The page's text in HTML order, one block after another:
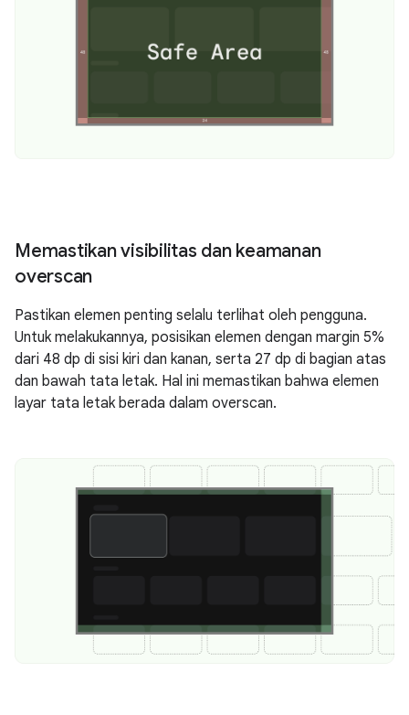
Memastikan visibilitas dan keamanan
overscan
Pastikan elemen penting selalu terlihat oleh pengguna.
Untuk melakukannya, posisikan elemen dengan margin 5%
dari 48 dp di sisi kiri dan kanan, serta 27 dp di bagian atas
dan bawah tata letak. Hal ini memastikan bahwa elemen
layar tata letak berada dalam overscan.